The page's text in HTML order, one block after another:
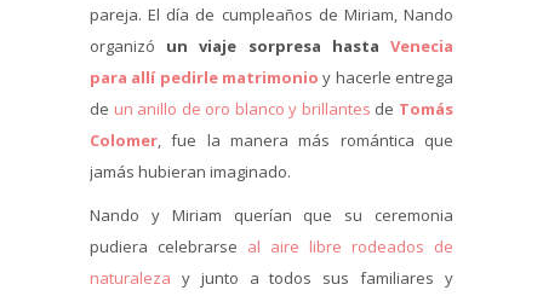
pareja. El día de cumpleaños de Miriam, Nando
organizó un viaje sorpresa hastaVenecia
para allí pedirle matrimonio y hacerle entrega
de un anillo de oro blanco y brillantes de Tomás
Colomer, fue la manera más romántica que
jamás hubieran imaginado.
Nando y Miriam querían que su ceremonia
pudiera celebrarse al aire libre rodeados de
naturaleza y junto a todos sus familiares y